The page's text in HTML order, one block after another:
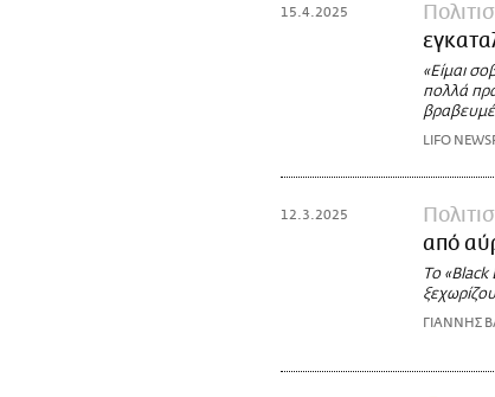
15.4.2025
«Είμαι
πολλά
LIFO
12.3.2025
από
Το «Black
ΓΙΑΝΝΗΣ